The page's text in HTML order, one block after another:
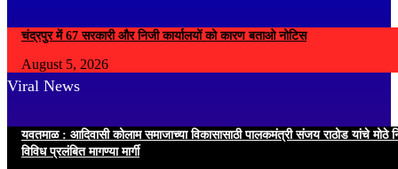
चंद्रपुर में 67 सरकारी और निजी कार्यालयों को कारण बताओ नोटिस
August 5, 2026
Viral News
यवतमाळ : आदिवासी कोलाम समाजाच्या विकासासाठी पालकमंत्री संजय राठोड यांचे मोठे
विविध प्रलंबित मागण्या मार्गी